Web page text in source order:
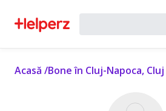
Acasă /Bone în Cluj-Napoca, Cluj